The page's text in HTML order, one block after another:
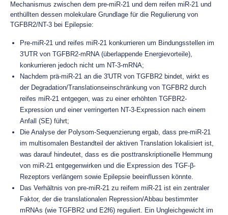
Mechanismus zwischen dem pre-miR-21 und dem reifen miR-21 und
enthüllten dessen molekulare Grundlage für die Regulierung von
TGFBR2/NT-3 bei Epilepsie:
Pre-miR-21 und reifes miR-21 konkurrieren um Bindungsstellen im
3'UTR von TGFBR2-mRNA (überlappende Energievorteile),
konkurrieren jedoch nicht um NT-3-mRNA;
Nachdem prä-miR-21 an die 3'UTR von TGFBR2 bindet, wirkt es
der Degradation/Translationseinschränkung von TGFBR2 durch
reifes miR-21 entgegen, was zu einer erhöhten TGFBR2-
Expression und einer verringerten NT-3-Expression nach einem
Anfall (SE) führt;
Die Analyse der Polysom-Sequenzierung ergab, dass pre-miR-21
im multisomalen Bestandteil der aktiven Translation lokalisiert ist,
was darauf hindeutet, dass es die posttranskriptionelle Hemmung
von miR-21 entgegenwirken und die Expression des TGF-β-
Rezeptors verlängern sowie Epilepsie beeinflussen könnte.
Das Verhältnis von pre-miR-21 zu reifem miR-21 ist ein zentraler
Faktor, der die translationalen Repression/Abbau bestimmter
mRNAs (wie TGFBR2 und E2f6) reguliert. Ein Ungleichgewicht im